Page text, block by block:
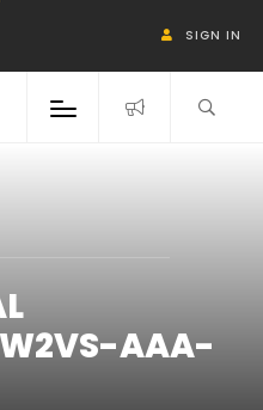
SIGN IN
W2VS-AAA-